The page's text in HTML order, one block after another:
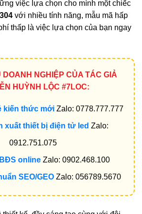
việc lựa chọn cho mình một chiếc
với nhiều tính năng, mẫu mã hấp
thấp là việc lựa chọn của bạn ngay
DOANH NGHIỆP CỦA TÁC GIẢ
HUỲNH LỘC #7LOC:
kiến thức mới Zalo: 0778.777.777
xuất thiết bị điện tử led Zalo:
0912.751.075
onlineZalo: 0902.468.100
SEO/GEO Zalo: 056789.5670